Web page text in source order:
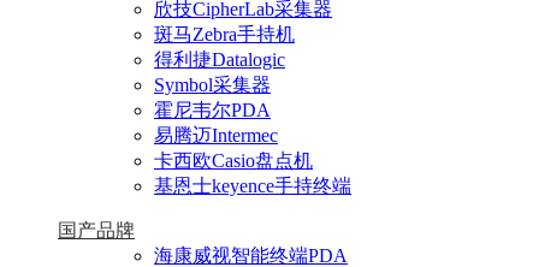
欣技CipherLab采集器
斑马Zebra手持机
得利捷Datalogic
Symbol采集器
霍尼韦尔PDA
易腾迈Intermec
卡西欧Casio盘点机
基恩士keyence手持终端
国产品牌
海康威视智能终端PDA